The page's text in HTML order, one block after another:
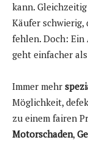
kann.
Käufer schwierig,
fehlen. Doch: Ein
geht einfacher
Immer mehr
Möglichkeit,
zu einem fairen
Motorschaden,